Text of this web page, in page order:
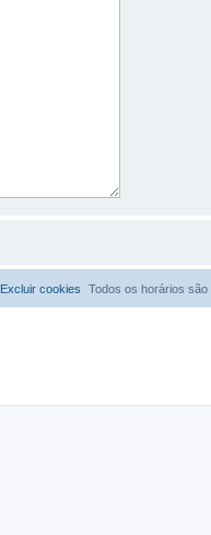
Todos os horários são
Excluir cookies